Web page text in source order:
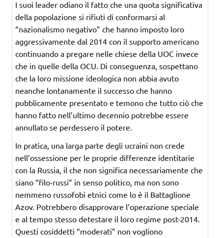
I suoi leader odiano il fatto che una quota significativa
della popolazione si rifiuti di conformarsi al
“nazionalismo negativo” che hanno imposto loro
aggressivamente dal 2014 con il supporto americano
continuando a pregare nelle chiese della UOC invece
che in quelle della OCU. Di conseguenza, sospettano
che la loro missione ideologica non abbia avuto
neanche lontanamente il successo che hanno
pubblicamente presentato e temono che tutto ciò che
hanno fatto nell’ultimo decennio potrebbe essere
annullato se perdessero il potere.
In pratica, una larga parte degli ucraini non crede
nell’ossessione per le proprie differenze identitarie
con la Russia, il che non significa necessariamente che
siano “filo-russi” in senso politico, ma non sono
nemmeno russofobi etnici come lo è il Battaglione
Azov. Potrebbero disapprovare l’operazione speciale
e al tempo stesso detestare il loro regime post-2014.
Questi cosiddetti “moderati” non vogliono